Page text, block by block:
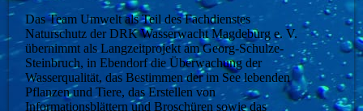
Das Team Umwelt als Teil des Fachdienstes
Naturschutz der DRK Wasserwacht Magdeburg e. V.
übernimmt als Langzeitprojekt am Georg-Schulze-
Steinbruch, in Ebendorf die Überwachung der
Wasserqualität, das Bestimmen der im See lebenden
Pflanzen und Tiere, das Erstellen von
Informationsblättern und Broschüren sowie das